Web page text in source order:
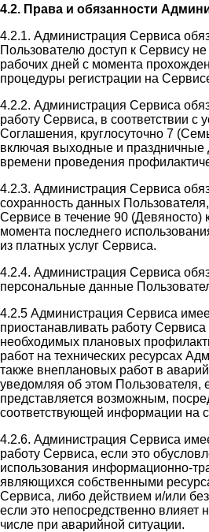
4.2. Права и обязанности
4.2.1. Администрация Сервиса
Пользователю доступ к Сервису
рабочих дней с момента
процедуры регистрации на
4.2.2. Администрация Сервиса
работу Сервиса, в соответствии с
Соглашения, круглосуточно 7
включая выходные и праздничные
времени проведения
4.2.3. Администрация Сервиса
сохранность данных
Сервисе в течение 90 (Девяносто)
момента последнего
из платных услуг Сервиса.
4.2.4. Администрация Сервиса
персональные данные
4.2.5 Администрация Сервиса
приостанавливать работу
необходимых плановых
работ на технических ресурсах
также внеплановых работ в
уведомляя об этом Пользователя,
представляется возможным,
соответствующей информации на
4.2.6. Администрация Сервиса
работу Сервиса, если это
использования информационно-
являющихся собственными
Сервиса, либо действием и/или
если это непосредственно влияет
числе при аварийной ситуации.